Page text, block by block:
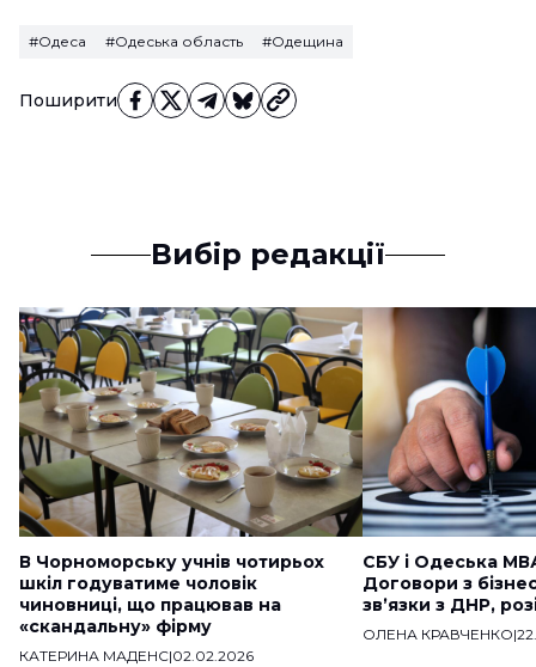
Поширити
#Одеса #Одеська область #Одещина
Вибір редакції
В Чорноморську учнів чотирьох
шкіл годуватиме чоловік
чиновниці, що працював на
«скандальну» фірму
КАТЕРИНА МАДЕНС|02.02.2026
СБУ і Одеська
Договори з
звʼязки з ДНР,
ОЛЕНА КРАВЧЕНКО|